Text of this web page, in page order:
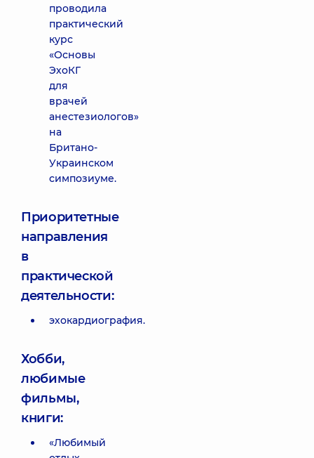
проводила
практический
курс
«Основы
ЭхоКГ
для
врачей
анестезиологов»
на
Британо-
Украинском
симпозиуме.
Приоритетные
направления
в
практической
деятельности:
эхокардиография.
Хобби,
любимые
фильмы,
книги:
«Любимый